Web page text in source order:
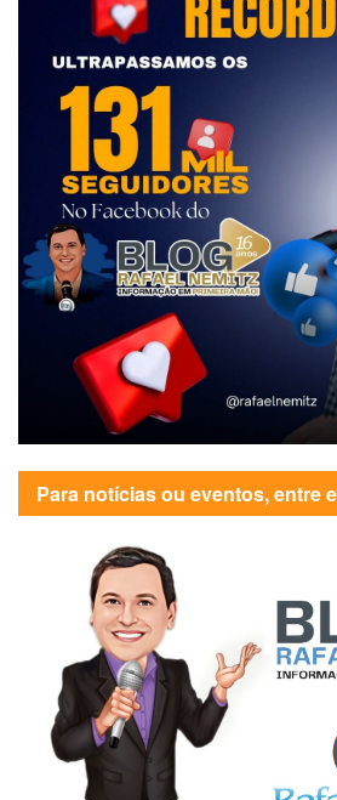
Para notícias ou eventos, entre